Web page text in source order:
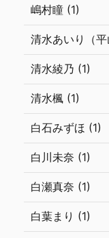
嶋村瞳 (1)
清水あいり（
清水綾乃 (1)
清水楓 (1)
白石みずほ (1)
白川未奈 (1)
白瀬真奈 (1)
白葉まり (1)